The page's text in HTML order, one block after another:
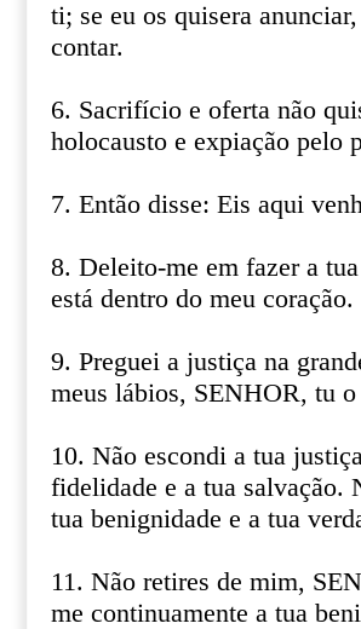
ti; se eu os quisera
contar.
6. Sacrifício e oferta não
holocausto e expiação pelo
7. Então disse: Eis aqui
8. Deleito-me em fazer a
está dentro do meu coração.
9. Preguei a justiça na
meus lábios, SENHOR, tu o
10. Não escondi a tua
fidelidade e a tua salvação.
tua benignidade e a tua
11. Não retires de mim,
me continuamente a tua